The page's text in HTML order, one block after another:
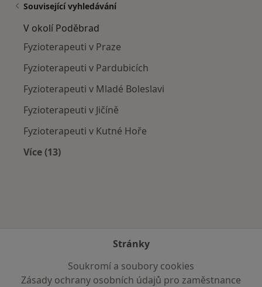
Související vyhledávání
V okolí Poděbrad
Fyzioterapeuti v Praze
Fyzioterapeuti v Pardubicích
Fyzioterapeuti v Mladé Boleslavi
Fyzioterapeuti v Jičíně
Fyzioterapeuti v Kutné Hoře
Více (13)
Stránky
Soukromí a soubory cookies
Zásady ochrany osobních údajů pro zaměstnance